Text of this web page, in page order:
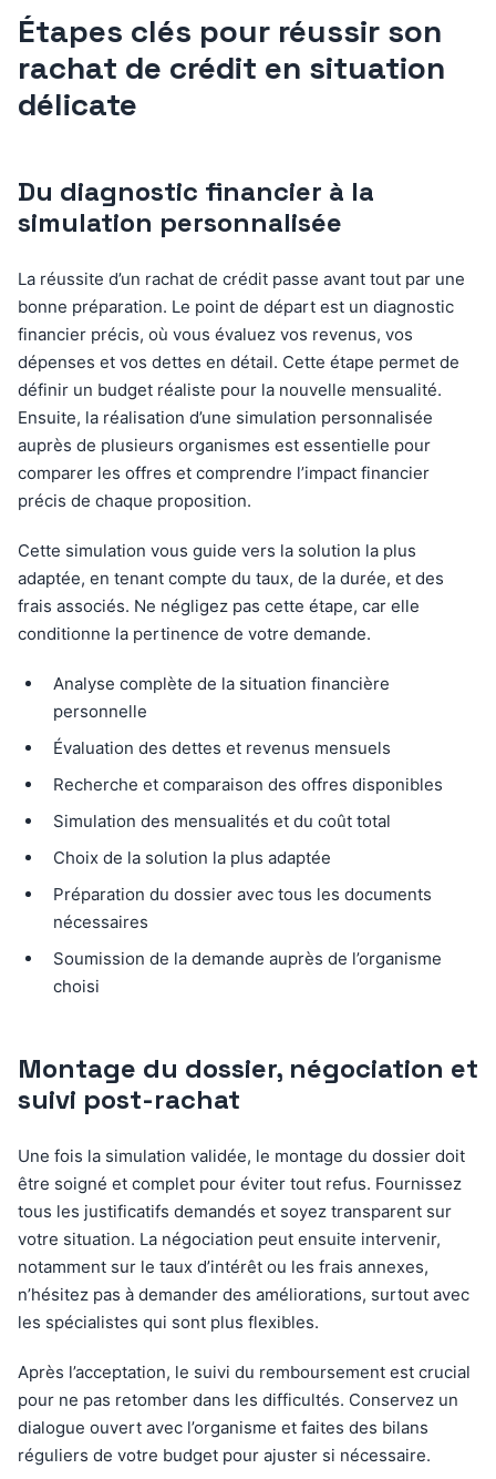
Étapes clés pour réussir son
rachat de crédit en situation
délicate
Du diagnostic financier à la
simulation personnalisée
La réussite d’un rachat de crédit passe avant tout par une
bonne préparation. Le point de départ est un diagnostic
financier précis, où vous évaluez vos revenus, vos
dépenses et vos dettes en détail. Cette étape permet de
définir un budget réaliste pour la nouvelle mensualité.
Ensuite, la réalisation d’une simulation personnalisée
auprès de plusieurs organismes est essentielle pour
comparer les offres et comprendre l’impact financier
précis de chaque proposition.
Cette simulation vous guide vers la solution la plus
adaptée, en tenant compte du taux, de la durée, et des
frais associés. Ne négligez pas cette étape, car elle
conditionne la pertinence de votre demande.
Analyse complète de la situation financière
personnelle
Évaluation des dettes et revenus mensuels
Recherche et comparaison des offres disponibles
Simulation des mensualités et du coût total
Choix de la solution la plus adaptée
Préparation du dossier avec tous les documents
nécessaires
Soumission de la demande auprès de l’organisme
choisi
Montage du dossier, négociation et
suivi post-rachat
Une fois la simulation validée, le montage du dossier doit
être soigné et complet pour éviter tout refus. Fournissez
tous les justificatifs demandés et soyez transparent sur
votre situation. La négociation peut ensuite intervenir,
notamment sur le taux d’intérêt ou les frais annexes,
n’hésitez pas à demander des améliorations, surtout avec
les spécialistes qui sont plus flexibles.
Après l’acceptation, le suivi du remboursement est crucial
pour ne pas retomber dans les difficultés. Conservez un
dialogue ouvert avec l’organisme et faites des bilans
réguliers de votre budget pour ajuster si nécessaire.